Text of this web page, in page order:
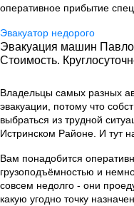
оперативное прибытие
Эвакуатор недорого
Эвакуация машин
Стоимость.
Владельцы самых разных
эвакуации, потому что
выбраться из трудной
Истринском Районе. И тут
Вам понадобится
грузоподъёмностью и
совсем недолго - они
какую угодно точку